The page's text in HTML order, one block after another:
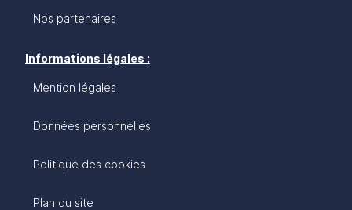
Nos partenaires
Informations légales :
Mention légales
Données personnelles
Politique des cookies
Plan du site